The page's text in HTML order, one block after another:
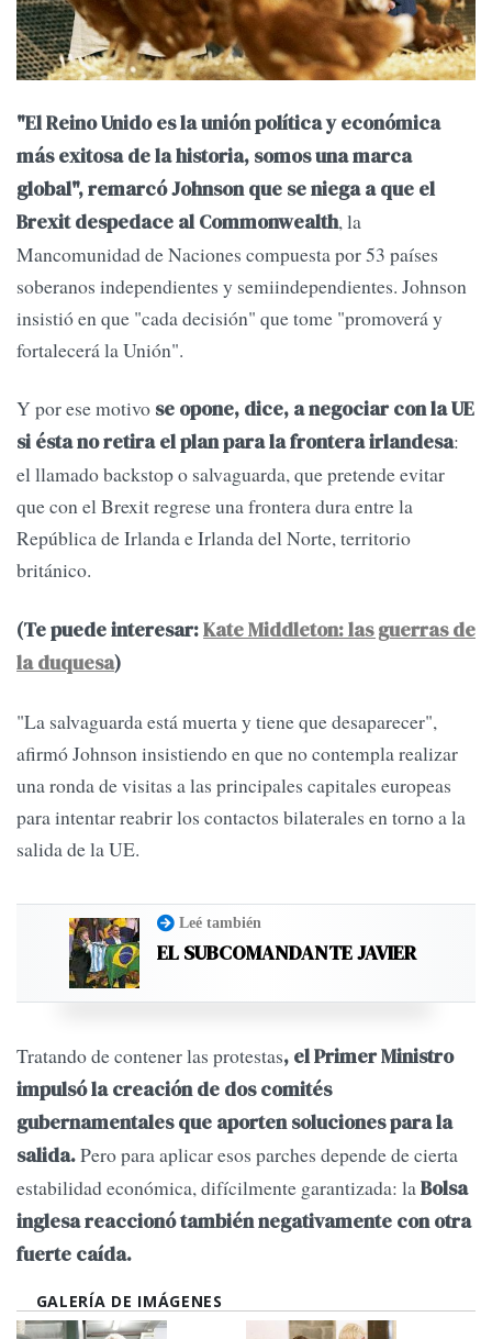
"El Reino Unido es la unión política y económica
más exitosa de la historia, somos una marca
global", remarcó Johnson que se niega a que el
Brexit despedace al Commonwealth, la
Mancomunidad de Naciones compuesta por 53 países
soberanos independientes y semiindependientes. Johnson
insistió en que "cada decisión" que tome "promoverá y
fortalecerá la Unión".
Y por ese motivo se opone, dice, a negociar con la UE
si ésta no retira el plan para la frontera irlandesa:
el llamado backstop o salvaguarda, que pretende evitar
que con el Brexit regrese una frontera dura entre la
República de Irlanda e Irlanda del Norte, territorio
británico.
(Te puede interesar:Kate Middleton: las guerras de
la duquesa)
"La salvaguarda está muerta y tiene que desaparecer",
afirmó Johnson insistiendo en que no contempla realizar
una ronda de visitas a las principales capitales europeas
para intentar reabrir los contactos bilaterales en torno a la
salida de la UE.
Leé también
EL SUBCOMANDANTE JAVIER
Tratando de contener las protestas, el Primer Ministro
impulsó la creación de dos comités
gubernamentales que aporten soluciones para la
salida.Pero para aplicar esos parches depende de cierta
estabilidad económica, difícilmente garantizada: la Bolsa
inglesa reaccionó también negativamente con otra
fuerte caída.
GALERÍA DE IMÁGENES